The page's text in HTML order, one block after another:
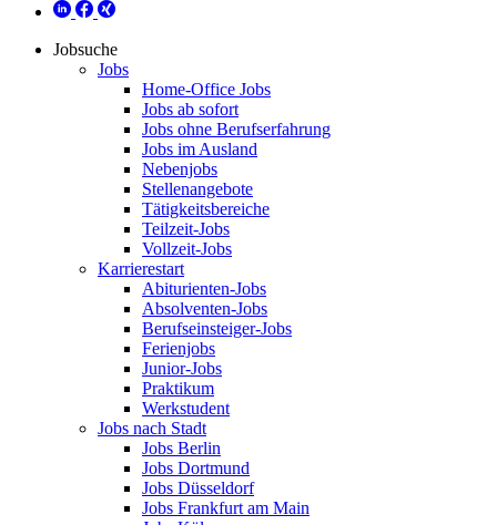
Jobsuche
Jobs
Home-Office Jobs
Jobs ab sofort
Jobs ohne Berufserfahrung
Jobs im Ausland
Nebenjobs
Stellenangebote
Tätigkeitsbereiche
Teilzeit-Jobs
Vollzeit-Jobs
Karrierestart
Abiturienten-Jobs
Absolventen-Jobs
Berufseinsteiger-Jobs
Ferienjobs
Junior-Jobs
Praktikum
Werkstudent
Jobs nach Stadt
Jobs Berlin
Jobs Dortmund
Jobs Düsseldorf
Jobs Frankfurt am Main